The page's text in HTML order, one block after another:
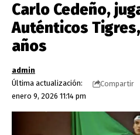
Carlo Cedeño,
Auténticos
años
Última actualización:
enero 9, 2026 11:14 pm
admin
Compartir